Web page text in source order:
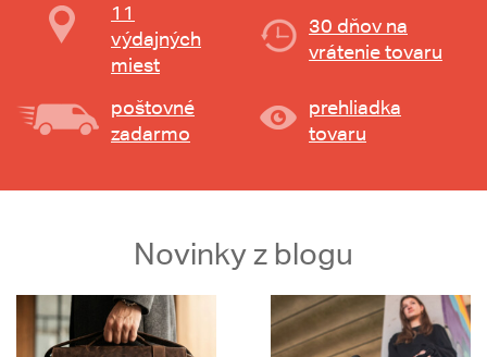
11
výdajných
miest
30 dňov na
vrátenie tovaru
poštovné
zadarmo
prehliadka
tovaru
Novinky z blogu